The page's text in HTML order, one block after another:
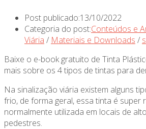
Post publicado:13/10/2022
Categoria do post:Conteúdos e
Viária / Materiais e Downloads /
Baixe o e-book gratuito de Tinta
mais sobre os 4 tipos de tintas para
Na sinalização viária existem alguns
frio, de forma geral, essa tinta é super
normalmente utilizada em locais de
pedestres.